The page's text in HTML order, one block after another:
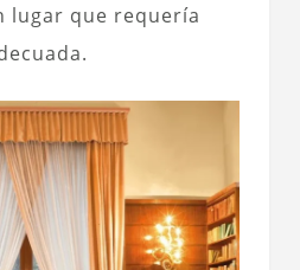
lugar que requería